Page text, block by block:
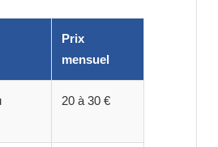
Prix
mensuel
20 à 30 €